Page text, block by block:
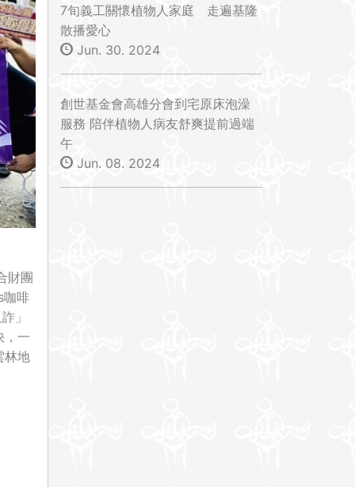
財團
咖啡
」
，一
林地
7旬義工關懷植物人家庭 走遍基隆
散播愛心
Jun. 30. 2024
創世基金會高雄分會到宅原床泡澡
服務 陪伴植物人病友舒爽提前過端
午
Jun. 08. 2024